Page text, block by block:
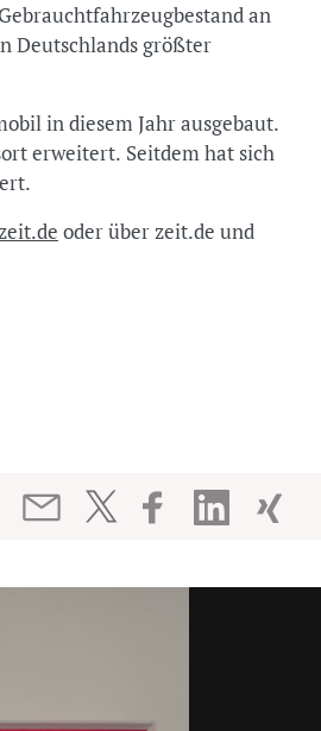
an
Deutschlands größter
in diesem Jahr ausgebaut.
erweitert. Seitdem hat sich
oder über zeit.de und